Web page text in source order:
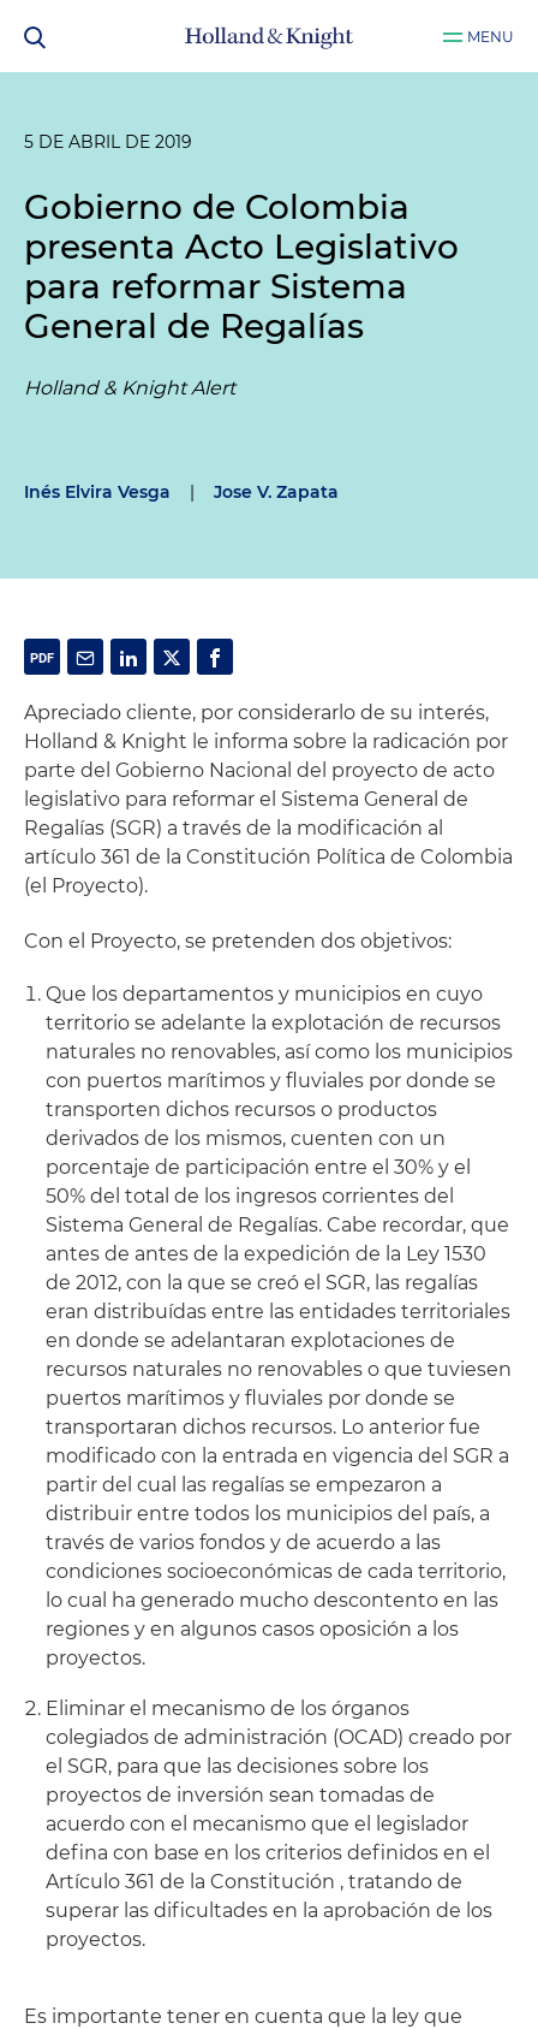
MENU
5 DE ABRIL DE 2019
Gobierno de Colombia
presenta Acto Legislativo
para reformar Sistema
General de Regalías
Holland & Knight Alert
Inés Elvira Vesga | Jose V. Zapata
Apreciado cliente, por considerarlo de su interés,
Holland & Knight le informa sobre la radicación por
parte del Gobierno Nacional del proyecto de acto
legislativo para reformar el Sistema General de
Regalías (SGR) a través de la modificación al
artículo 361 de la Constitución Política de Colombia
(el Proyecto).
Con el Proyecto, se pretenden dos objetivos:
Que los departamentos y municipios en cuyo
territorio se adelante la explotación de recursos
naturales no renovables, así como los municipios
con puertos marítimos y fluviales por donde se
transporten dichos recursos o productos
derivados de los mismos, cuenten con un
porcentaje de participación entre el 30% y el
50% del total de los ingresos corrientes del
Sistema General de Regalías. Cabe recordar, que
antes de antes de la expedición de la Ley 1530
de 2012, con la que se creó el SGR, las regalías
eran distribuídas entre las entidades territoriales
en donde se adelantaran explotaciones de
recursos naturales no renovables o que tuviesen
puertos marítimos y fluviales por donde se
transportaran dichos recursos. Lo anterior fue
modificado con la entrada en vigencia del SGR a
partir del cual las regalías se empezaron a
distribuir entre todos los municipios del país, a
través de varios fondos y de acuerdo a las
condiciones socioeconómicas de cada territorio,
lo cual ha generado mucho descontento en las
regiones y en algunos casos oposición a los
proyectos.
Eliminar el mecanismo de los órganos
colegiados de administración (OCAD) creado por
el SGR, para que las decisiones sobre los
proyectos de inversión sean tomadas de
acuerdo con el mecanismo que el legislador
defina con base en los criterios definidos en el
Artículo 361 de la Constitución , tratando de
superar las dificultades en la aprobación de los
proyectos.
Es importante tener en cuenta que la ley que